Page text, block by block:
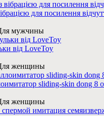
для посилення
мужчины
від LoveToy
женщины
sliding-skin dong 8
женщины